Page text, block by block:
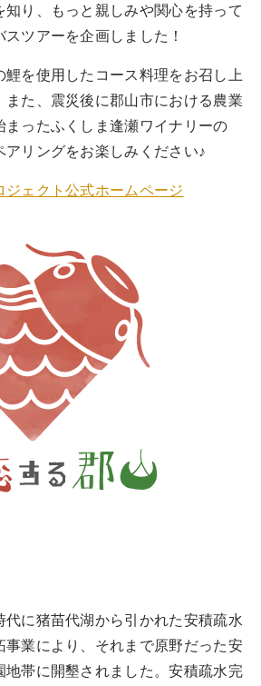
り、もっと親しみや関心を持って
ツアーを企画しました！
鯉を使用したコース料理をお召し上
また、震災後に郡山市における農業
ったふくしま逢瀬ワイナリーの
リングをお楽しみください♪
ェクト公式ホームページ
に猪苗代湖から引かれた安積疏水
事業により、それまで原野だった安
地帯に開墾されました。安積疏水完